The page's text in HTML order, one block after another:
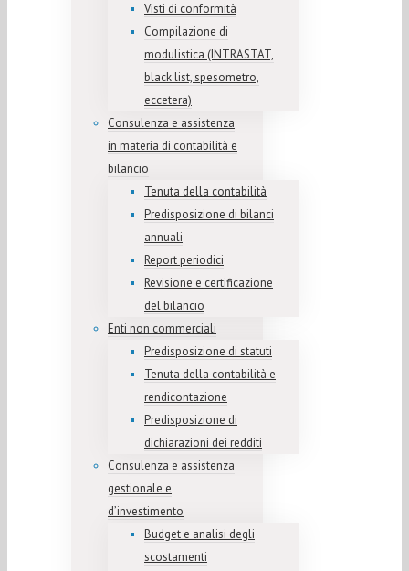
Visti di conformità
Compilazione di
modulistica (INTRASTAT,
black list, spesometro,
eccetera)
Consulenza e assistenza
in materia di contabilità e
bilancio
Tenuta della contabilità
Predisposizione di bilanci
annuali
Report periodici
Revisione e certificazione
del bilancio
Enti non commerciali
Predisposizione di statuti
Tenuta della contabilità e
rendicontazione
Predisposizione di
dichiarazioni dei redditi
Consulenza e assistenza
gestionale e
d’investimento
Budget e analisi degli
scostamenti